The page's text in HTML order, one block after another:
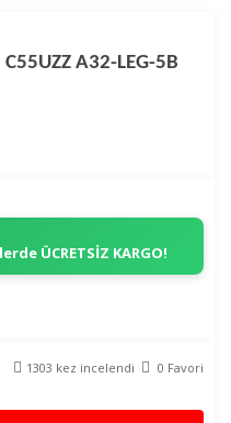
A32-LEG-5B
ÜCRETSİZ KARGO!
1303 kez incelendi 0 Favori